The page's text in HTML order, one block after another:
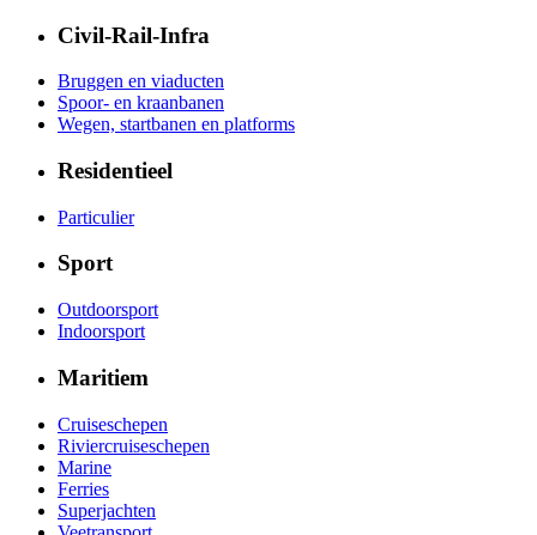
Civil-Rail-Infra
Bruggen en viaducten
Spoor- en kraanbanen
Wegen, startbanen en platforms
Residentieel
Particulier
Sport
Outdoorsport
Indoorsport
Maritiem
Cruiseschepen
Riviercruiseschepen
Marine
Ferries
Superjachten